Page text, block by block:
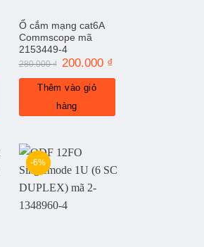
Ổ cắm mạng cat6A
Commscope mã
2153449-4
280.000₫
Giá
là:
280.000 ₫.
200.000 ₫
tại
Thêm vào giỏ
hàng
-6%